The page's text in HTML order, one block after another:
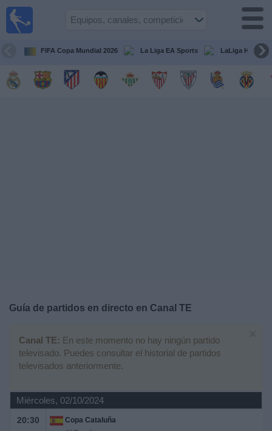
FIFA Copa Mundial 2026 La Liga EA Sports LaLiga
Guía de partidos en directo en Canal TE
Canal TE: En este momento no hay ningún partido
televisado. Puedes consultar el historial de partidos
televisados anteriormente.
Miércoles, 02/10/2024
20:30
Copa Cataluña
Guía de
Televisados
Noticias
Widget